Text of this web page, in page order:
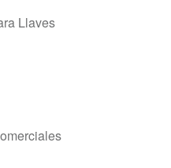
Llaves